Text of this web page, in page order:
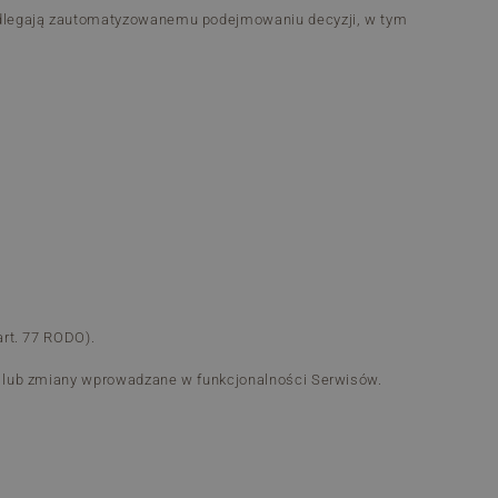
zautomatyzowanemu podejmowaniu decyzji, w tym
77 RODO).
zmiany wprowadzane w funkcjonalności Serwisów.